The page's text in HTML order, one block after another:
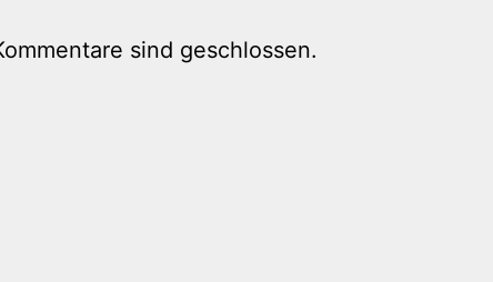
sind geschlossen.